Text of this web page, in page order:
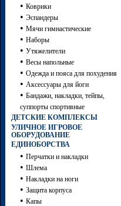
• Коврики
• Эспандеры
• Мячи гимнастические
• Наборы
• Утяжелители
• Весы напольные
• Одежда и пояса для похудения
• Аксессуары для йоги
• Бандажи, накладки, тейпы,
суппорты спортивные
ДЕТСКИЕ КОМПЛЕКСЫ
УЛИЧНОЕ ИГРОВОЕ
ОБОРУДОВАНИЕ
ЕДИНОБОРСТВА
• Перчатки и накладки
• Шлема
• Накладки на ноги
• Защита корпуса
• Капы